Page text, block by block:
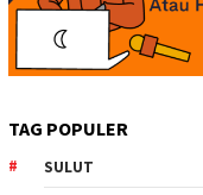
TAG POPULER
SULUT